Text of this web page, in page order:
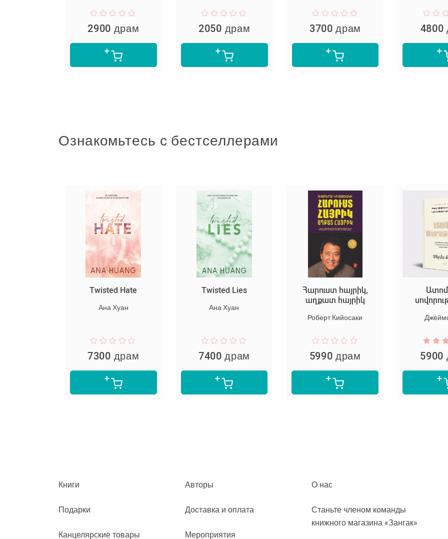
2900 драм 2050 драм 3700 драм 4800
Ознакомьтесь с бестселлерами
Twisted Hate
Ана Хуан
7300 драм
Twisted Lies
Ана Хуан
7400 драм
Հարուստ հայրիկ,
աղքատ հայրիկ
Роберт Кийосаки
5990 драм 5900
Книги
Подарки
Канцелярские товары
Авторы
Доставка и оплата
Мероприятия
О нас
Станьте членом команды
книжного магазина «Зангак»